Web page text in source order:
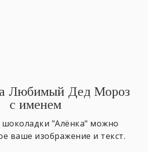
Любимый Дед Мороз
с именем
шоколадки "Алёнка" можно
ваше изображение и текст.